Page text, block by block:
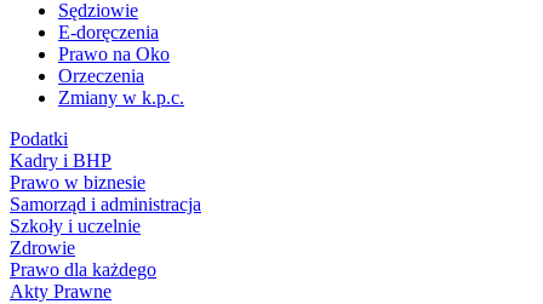
Sędziowie
E-doręczenia
Prawo na Oko
Orzeczenia
Zmiany w k.p.c.
Podatki
Kadry i BHP
Prawo w biznesie
Samorząd i administracja
Szkoły i uczelnie
Zdrowie
Prawo dla każdego
Akty Prawne